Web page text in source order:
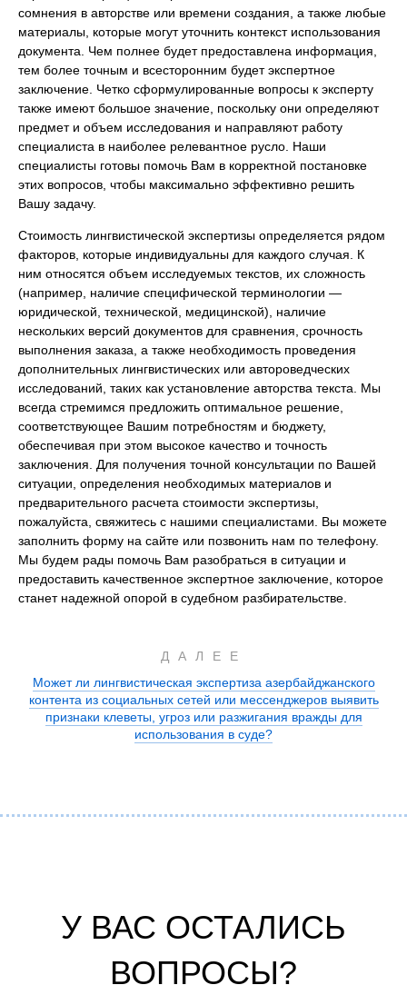
сомнения в авторстве или времени создания, а также любые
материалы, которые могут уточнить контекст использования
документа. Чем полнее будет предоставлена информация,
тем более точным и всесторонним будет экспертное
заключение. Четко сформулированные вопросы к эксперту
также имеют большое значение, поскольку они определяют
предмет и объем исследования и направляют работу
специалиста в наиболее релевантное русло. Наши
специалисты готовы помочь Вам в корректной постановке
этих вопросов, чтобы максимально эффективно решить
Вашу задачу.
Стоимость лингвистической экспертизы определяется рядом
факторов, которые индивидуальны для каждого случая. К
ним относятся объем исследуемых текстов, их сложность
(например, наличие специфической терминологии —
юридической, технической, медицинской), наличие
нескольких версий документов для сравнения, срочность
выполнения заказа, а также необходимость проведения
дополнительных лингвистических или автороведческих
исследований, таких как установление авторства текста. Мы
всегда стремимся предложить оптимальное решение,
соответствующее Вашим потребностям и бюджету,
обеспечивая при этом высокое качество и точность
заключения. Для получения точной консультации по Вашей
ситуации, определения необходимых материалов и
предварительного расчета стоимости экспертизы,
пожалуйста, свяжитесь с нашими специалистами. Вы можете
заполнить форму на сайте или позвонить нам по телефону.
Мы будем рады помочь Вам разобраться в ситуации и
предоставить качественное экспертное заключение, которое
станет надежной опорой в судебном разбирательстве.
ДАЛЕЕ
Может ли лингвистическая экспертиза азербайджанского
контента из социальных сетей или мессенджеров выявить
признаки клеветы, угроз или разжигания вражды для
использования в суде?
У ВАС ОСТАЛИСЬ
ВОПРОСЫ?